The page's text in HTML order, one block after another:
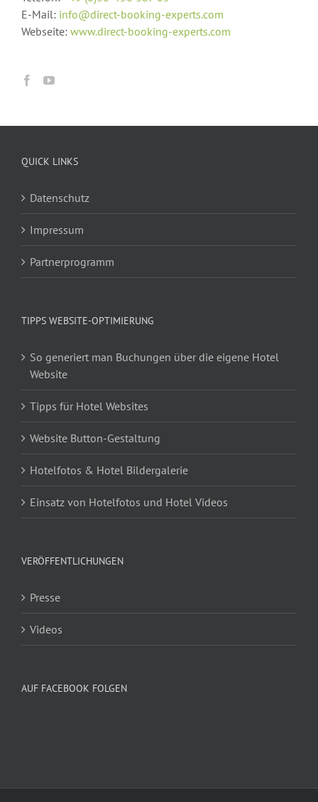
E-Mail: info@direct-booking-experts.com
Webseite: www.direct-booking-experts.com
QUICK LINKS
Datenschutz
Impressum
Partnerprogramm
TIPPS WEBSITE-OPTIMIERUNG
So generiert man Buchungen über die eigene Hotel
Website
Tipps für Hotel Websites
Website Button-Gestaltung
Hotelfotos & Hotel Bildergalerie
Einsatz von Hotelfotos und Hotel Videos
VERÖFFENTLICHUNGEN
Presse
Videos
AUF FACEBOOK FOLGEN